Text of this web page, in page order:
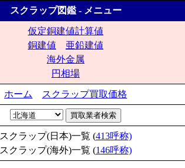
スクラップ図鑑 - メニュー
仮定銅建値計算値
銅建値
亜鉛建値
海外金属
円相場
ホーム スクラップ買取価格
スクラップ(日本)一覧 (413呼称)
スクラップ(海外)一覧 (146呼称)